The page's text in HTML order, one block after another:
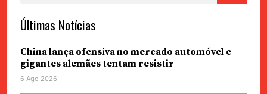
Últimas Notícias
China lança ofensiva no mercado automóvel e
gigantes alemães tentam resistir
6 Ago 2026